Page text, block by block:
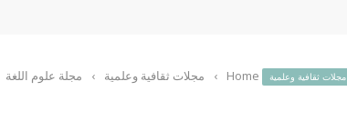
مجلات ثقافية وعلمية Home
› مجلات ثقافية وعلمية › مجلة علوم اللغة